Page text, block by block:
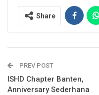
Share
PREV POST
ISHD Chapter Banten,
Anniversary Sederhana